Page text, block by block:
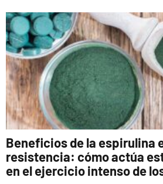
Beneficios de la espirulina
resistencia: cómo actúa
en el ejercicio intenso de